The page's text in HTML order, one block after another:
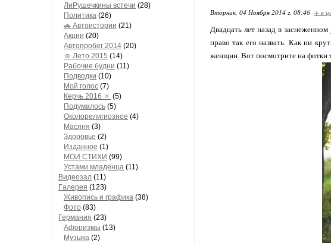
ЛиРушечкины встечи (28)
Политика (26)
🚗 Автоистории (21)
Акции (20)
Автопробег 2014 (20)
☺ Лето 2015 (14)
Рабочие будни (11)
Подводки (10)
Мой голос (7)
Керчь 2016 🔅 (5)
Подумалось (5)
Околорелигиозное (4)
Масяня (3)
Здоровье (2)
Изданное (1)
МОИ СТИХИ (99)
Устами младенца (11)
Видеозал (11)
Гaлерея (123)
Живопись и грaфикa (38)
Фото (83)
Гермaния (23)
Aфоризмы (13)
Музыкa (2)
Вторник, 04 Ноября 2014 г. 08:46 + в
Двадцать лет назад в
право так его назвать. Как ни
женщин. Вот посмотрите на фотки